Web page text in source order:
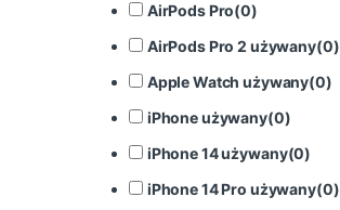
AirPods Pro(0)
AirPods Pro 2 używany(0)
Apple Watch używany(0)
iPhone używany(0)
iPhone 14 używany(0)
iPhone 14 Pro używany(0)